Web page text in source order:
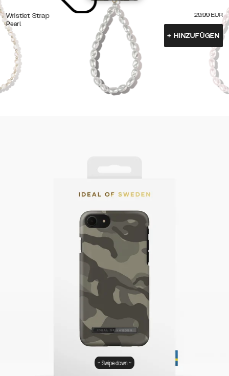
Wristlet Strap
Pearl
29.99 EUR
+ HINZUFÜGEN
Swipe down